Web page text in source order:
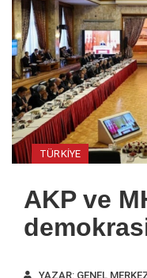
TÜRKIYE
AKP ve
YAZAR: GENEL